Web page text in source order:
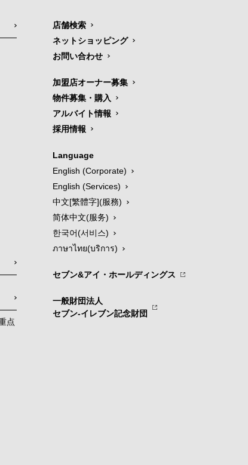
点
店舗検索
ネットショッピング
お問い合わせ
加盟店オーナー募集
物件募集・購入
アルバイト情報
採用情報
Language
English (Corporate)
English (Services)
中文[繁體字](服務)
简体中文(服务)
한국어(서비스)
ภาษาไทย(บริการ)
セブン&アイ・ホールディングス
一般財団法人
セブン-イレブン記念財団